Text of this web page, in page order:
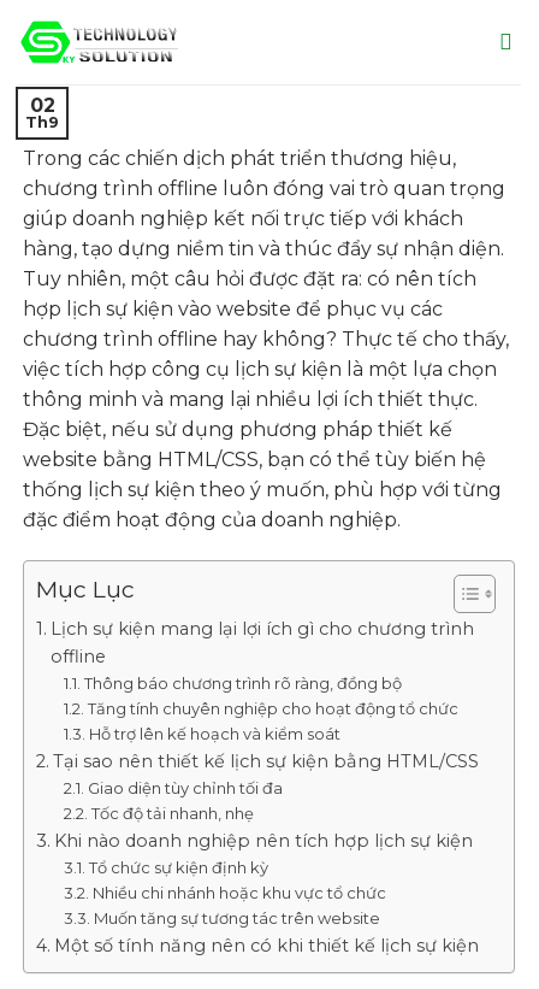
02
Th9
Trong các chiến dịch phát triển thương hiệu,
chương trình offline luôn đóng vai trò quan trọng
giúp doanh nghiệp kết nối trực tiếp với khách
hàng, tạo dựng niềm tin và thúc đẩy sự nhận diện.
Tuy nhiên, một câu hỏi được đặt ra: có nên tích
hợp lịch sự kiện vào website để phục vụ các
chương trình offline hay không? Thực tế cho thấy,
việc tích hợp công cụ lịch sự kiện là một lựa chọn
thông minh và mang lại nhiều lợi ích thiết thực.
Đặc biệt, nếu sử dụng phương pháp thiết kế
website bằng HTML/CSS, bạn có thể tùy biến hệ
thống lịch sự kiện theo ý muốn, phù hợp với từng
đặc điểm hoạt động của doanh nghiệp.
Mục Lục
Lịch sự kiện mang lại lợi ích gì cho chương trình
offline
Thông báo chương trình rõ ràng, đồng bộ
Tăng tính chuyên nghiệp cho hoạt động tổ chức
Hỗ trợ lên kế hoạch và kiểm soát
Tại sao nên thiết kế lịch sự kiện bằng HTML/CSS
Giao diện tùy chỉnh tối đa
Tốc độ tải nhanh, nhẹ
Khi nào doanh nghiệp nên tích hợp lịch sự kiện
Tổ chức sự kiện định kỳ
Nhiều chi nhánh hoặc khu vực tổ chức
Muốn tăng sự tương tác trên website
Một số tính năng nên có khi thiết kế lịch sự kiện